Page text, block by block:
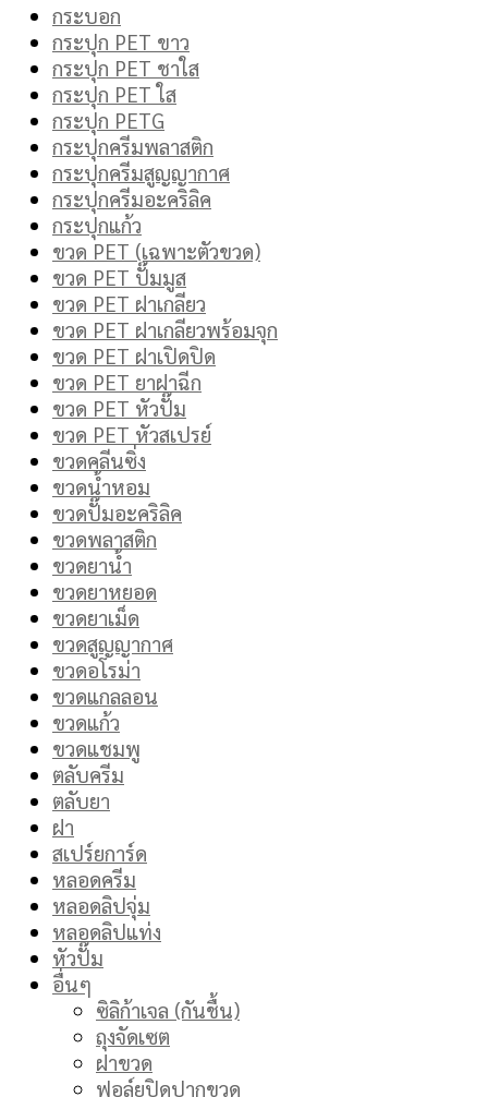
กระบอก
กระปุก PET ขาว
กระปุก PET ชาใส
กระปุก PET ใส
กระปุก PETG
กระปุกครีมพลาสติก
กระปุกครีมสูญญากาศ
กระปุกครีมอะคริลิค
กระปุกแก้ว
ขวด PET (เฉพาะตัวขวด)
ขวด PET ปั๊มมูส
ขวด PET ฝาเกลียว
ขวด PET ฝาเกลียวพร้อมจุก
ขวด PET ฝาเปิดปิด
ขวด PET ยาฝาฉีก
ขวด PET หัวปั๊ม
ขวด PET หัวสเปรย์
ขวดคลีนซิ่ง
ขวดน้ำหอม
ขวดปั๊มอะคริลิค
ขวดพลาสติก
ขวดยาน้ำ
ขวดยาหยอด
ขวดยาเม็ด
ขวดสูญญากาศ
ขวดอโรม่า
ขวดแกลลอน
ขวดแก้ว
ขวดแชมพู
ตลับครีม
ตลับยา
ฝา
สเปร์ยการ์ด
หลอดครีม
หลอดลิปจุ่ม
หลอดลิปแท่ง
หัวปั๊ม
อื่นๆ
ซิลิก้าเจล (กันชื้น)
ถุงจัดเซต
ฝาขวด
ฟอล์ยปิดปากขวด